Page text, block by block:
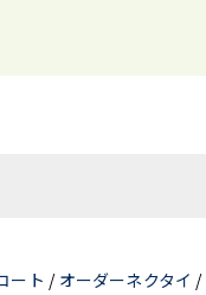
ート / オーダーネクタイ /